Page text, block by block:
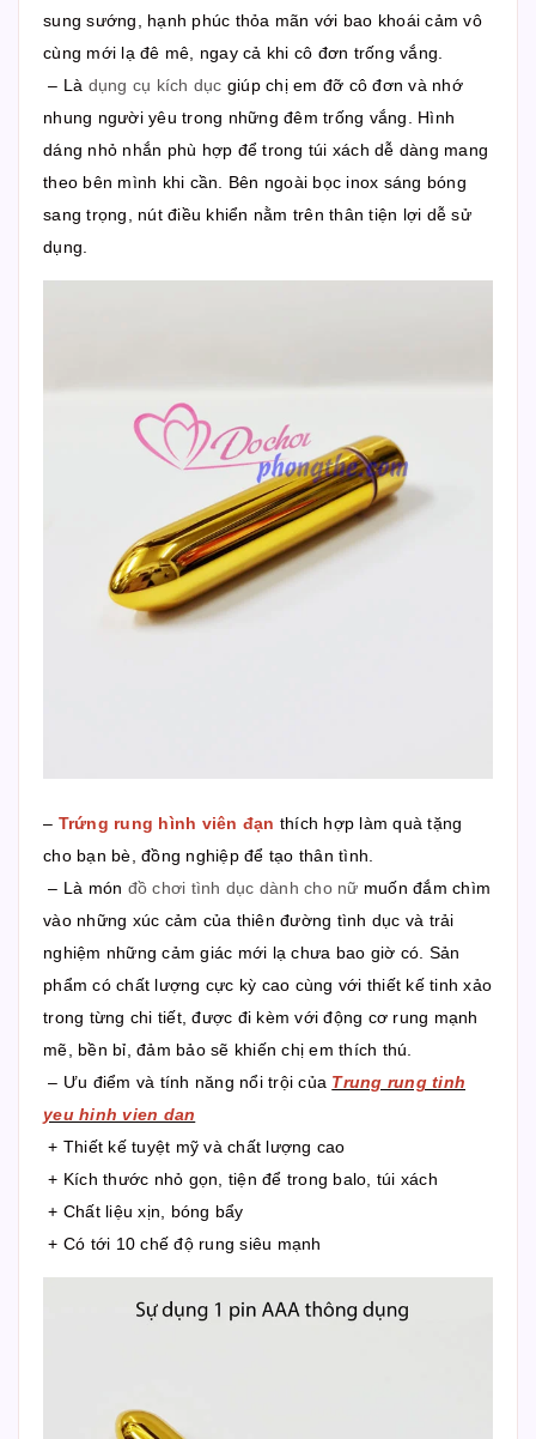
sung sướng, hạnh phúc thỏa mãn với bao khoái cảm vô
cùng mới lạ đê mê, ngay cả khi cô đơn trống vắng.
– Là dụng cụ kích dục giúp chị em đỡ cô đơn và nhớ
nhung người yêu trong những đêm trống vắng. Hình
dáng nhỏ nhắn phù hợp để trong túi xách dễ dàng mang
theo bên mình khi cần. Bên ngoài bọc inox sáng bóng
sang trọng, nút điều khiển nằm trên thân tiện lợi dễ sử
dụng.
– Trứng rung hình viên đạn thích hợp làm quà tặng
cho bạn bè, đồng nghiệp để tạo thân tình.
– Là món đồ chơi tình dục dành cho nữ muốn đắm chìm
vào những xúc cảm của thiên đường tình dục và trải
nghiệm những cảm giác mới lạ chưa bao giờ có. Sản
phẩm có chất lượng cực kỳ cao cùng với thiết kế tinh xảo
trong từng chi tiết, được đi kèm với động cơ rung mạnh
mẽ, bền bỉ, đảm bảo sẽ khiến chị em thích thú.
– Ưu điểm và tính năng nổi trội của Trung rung tinh
yeu hinh vien dan
+ Thiết kế tuyệt mỹ và chất lượng cao
+ Kích thước nhỏ gọn, tiện để trong balo, túi xách
+ Chất liệu xịn, bóng bẩy
+ Có tới 10 chế độ rung siêu mạnh